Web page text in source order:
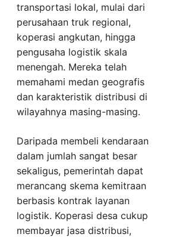
transportasi lokal, mulai dari
perusahaan truk regional,
koperasi angkutan, hingga
pengusaha logistik skala
menengah. Mereka telah
memahami medan geografis
dan karakteristik distribusi di
wilayahnya masing-masing.
Daripada membeli kendaraan
dalam jumlah sangat besar
sekaligus, pemerintah dapat
merancang skema kemitraan
berbasis kontrak layanan
logistik. Koperasi desa cukup
membayar jasa distribusi,